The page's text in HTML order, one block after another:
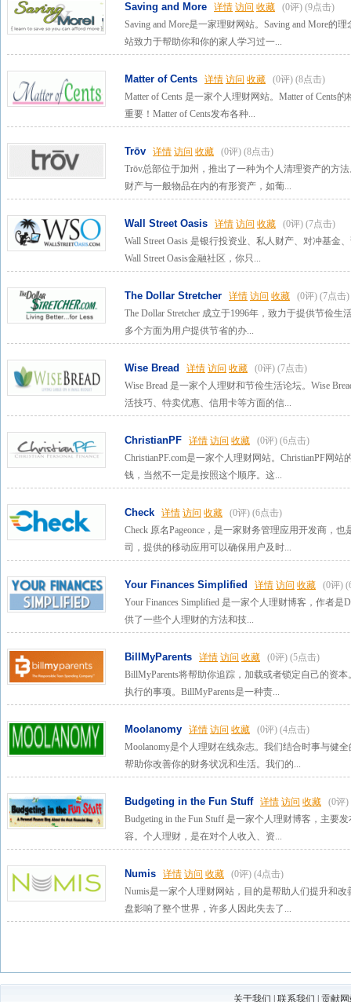
Saving and More 详情 访问 收藏 (0评) (9点击)
Saving and More是一家理财网站。Saving and More的
站致力于帮助你和你的家人学习过一...
Matter of Cents 详情 访问 收藏 (0评) (8点击)
Matter of Cents 是一家个人理财网站。Matter of Cents
重要！Matter of Cents发布各种...
Trōv 详情 访问 收藏 (0评) (8点击)
Trōv总部位于加州，推出了一种为个人清理资产的方
财产与一般物品在内的有形资产，如葡...
Wall Street Oasis 详情 访问 收藏 (0评) (7点击)
Wall Street Oasis 是银行投资业、私人财产、对冲基
Wall Street Oasis金融社区，你只...
The Dollar Stretcher 详情 访问 收藏 (0评) (7点击)
The Dollar Stretcher 成立于1996年，致力于提供节俭生
多个方面为用户提供节省的办...
Wise Bread 详情 访问 收藏 (0评) (7点击)
Wise Bread 是一家个人理财和节俭生活论坛。Wise
活技巧、特卖优惠、信用卡等方面的信...
ChristianPF 详情 访问 收藏 (0评) (6点击)
ChristianPF.com是一家个人理财网站。ChristianPF网
钱，当然不一定是按照这个顺序。这...
Check 详情 访问 收藏 (0评) (6点击)
Check 原名Pageonce，是一家财务管理应用开发商，
司，提供的移动应用可以确保用户及时...
Your Finances Simplified 详情 访问 收藏 (0评)
Your Finances Simplified 是一家个人理财博客，作者是
供了一些个人理财的方法和技...
BillMyParents 详情 访问 收藏 (0评) (5点击)
BillMyParents将帮助你追踪，加载或者锁定自己的资
执行的事项。BillMyParents是一种责...
Moolanomy 详情 访问 收藏 (0评) (4点击)
Moolanomy是个人理财在线杂志。我们结合时事与健
帮助你改善你的财务状况和生活。我们的...
Budgeting in the Fun Stuff 详情 访问 收藏
(0评)
Budgeting in the Fun Stuff 是一家个人理财博客，主要
容。个人理财，是在对个人收入、资...
Numis 详情 访问 收藏 (0评) (4点击)
Numis是一家个人理财网站，目的是帮助人们提升和
盘影响了整个世界，许多人因此失去了...
关于我们 联系我们 贡献